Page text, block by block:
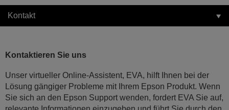
Kontakt
Kontaktieren Sie uns
Unser virtueller Online-Assistent, EVA, hilft Ihnen bei der
Lösung gängiger Probleme mit Ihrem Epson Produkt. Wenn
Sie sich an den Epson Support wenden, fordert EVA Sie auf,